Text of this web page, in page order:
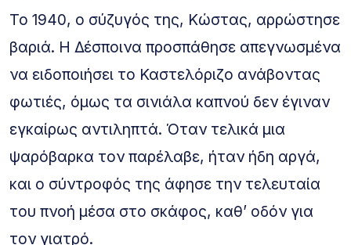
Το 1940, ο σύζυγός της, Κώστας, αρρώστησε
βαριά. Η Δέσποινα προσπάθησε απεγνωσμένα
να ειδοποιήσει το Καστελόριζο ανάβοντας
φωτιές, όμως τα σινιάλα καπνού δεν έγιναν
εγκαίρως αντιληπτά. Όταν τελικά μια
ψαρόβαρκα τον παρέλαβε, ήταν ήδη αργά,
και ο σύντροφός της άφησε την τελευταία
του πνοή μέσα στο σκάφος, καθ’ οδόν για
τον γιατρό.